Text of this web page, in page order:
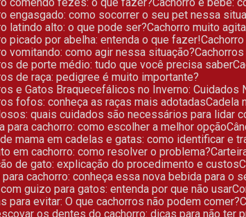
engasgado: como socorrer o seu pet nessa
latindo alto: o que pode ser? Cachorro muito
picado por abelha: entenda o que fazer!
vomitando: como agir nessa situação?
de porte médio: tudo que você precisa saber
de raça: pedigree é muito importante?
e Gatos Braquecefálicos no Inverno:
fofos: conheça as raças mais adotadas
quais cuidados são necessários para lidar
para cachorro: como escolher a melhor opção
de mama em cadelas e gatas: como identificar e
em cachorro: como resolver o problema?
de gato: explicação do procedimento e custos
para cachorro: conheça essa nova bebida para o
com guizo para gatos: entenda por que não usar
para evitar: O que cachorros não podem comer?
os dentes do cachorro: dicas para não ter